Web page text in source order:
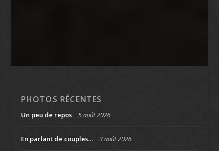
PHOTOS RÉCENTES
Un peu de repos 5 août 2026
En parlant de couples… 3 août 2026